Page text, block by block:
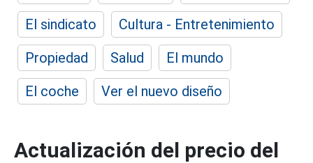
El sindicato
Cultura - Entretenimiento
Propiedad
Salud
El mundo
El coche
Ver el nuevo diseño
Actualización del precio del